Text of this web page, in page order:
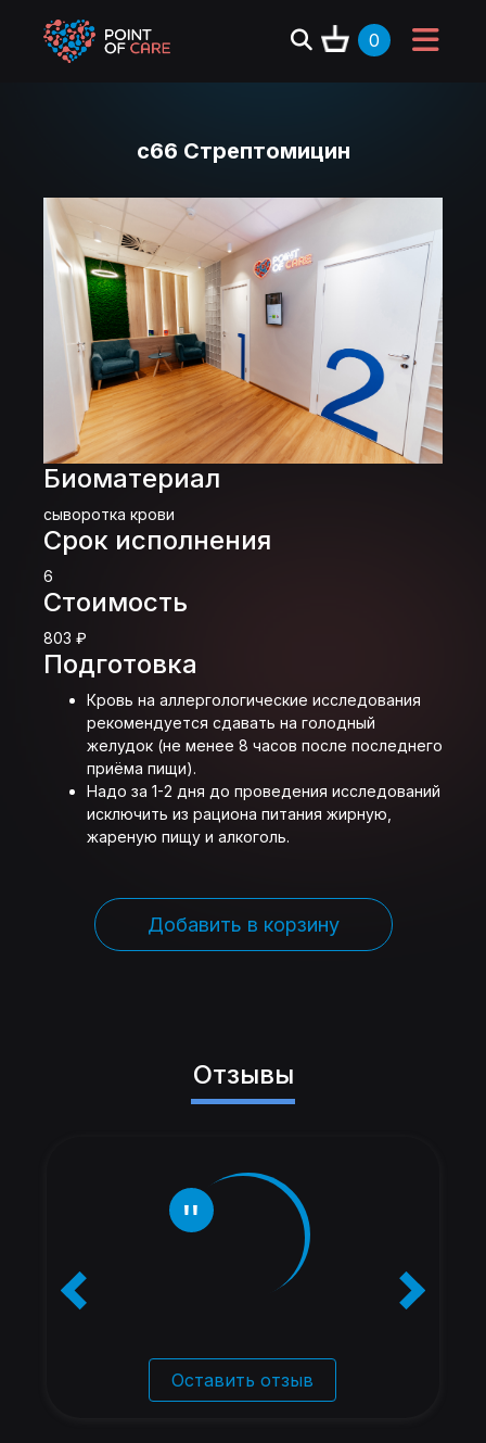
0
c66 Стрептомицин
Биоматериал
сыворотка крови
Срок исполнения
6
Стоимость
803 ₽
Подготовка
Кровь на аллергологические исследования
рекомендуется сдавать на голодный
желудок (не менее 8 часов после последнего
приёма пищи).
Надо за 1-2 дня до проведения исследований
исключить из рациона питания жирную,
жареную пищу и алкоголь.
Добавить в корзину
Отзывы
Оставить отзыв